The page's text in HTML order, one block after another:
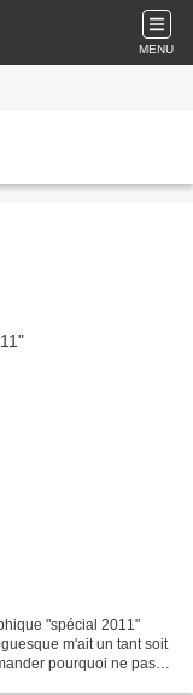
MENU
"spécial 2011"
m'ait un tant soit
pourquoi ne pas